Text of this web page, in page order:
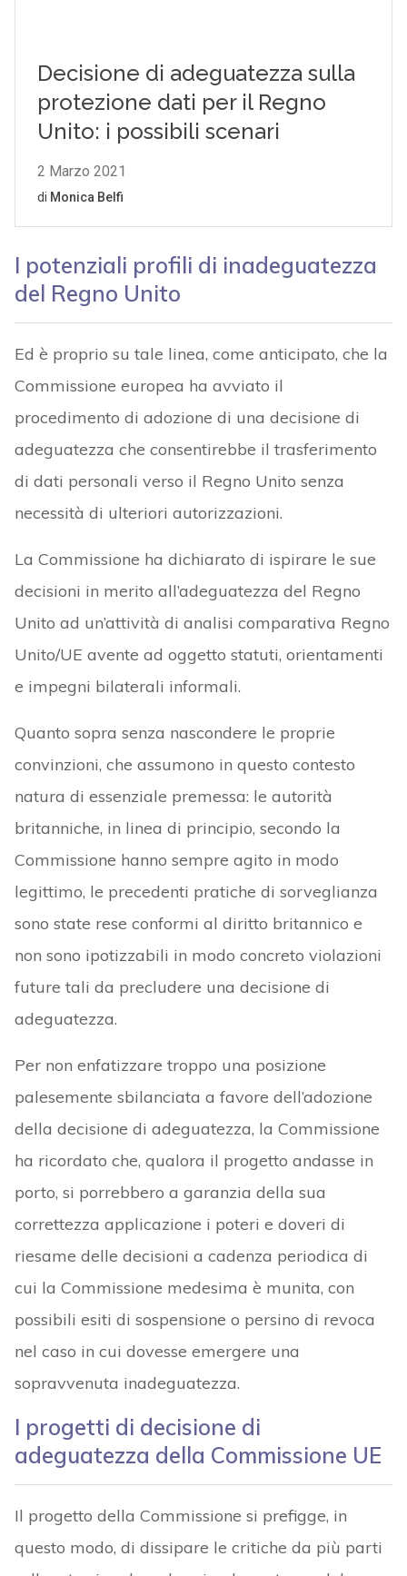
I potenziali profili di inadeguatezza
del Regno Unito
Ed è proprio su tale linea, come anticipato, che la
Commissione europea ha avviato il
procedimento di adozione di una decisione di
adeguatezza che consentirebbe il trasferimento
di dati personali verso il Regno Unito senza
necessità di ulteriori autorizzazioni.
La Commissione ha dichiarato di ispirare le sue
decisioni in merito all’adeguatezza del Regno
Unito ad un’attività di analisi comparativa Regno
Unito/UE avente ad oggetto statuti, orientamenti
e impegni bilaterali informali.
Quanto sopra senza nascondere le proprie
convinzioni, che assumono in questo contesto
natura di essenziale premessa: le autorità
britanniche, in linea di principio, secondo la
Commissione hanno sempre agito in modo
legittimo, le precedenti pratiche di sorveglianza
sono state rese conformi al diritto britannico e
non sono ipotizzabili in modo concreto violazioni
future tali da precludere una decisione di
adeguatezza.
Per non enfatizzare troppo una posizione
palesemente sbilanciata a favore dell’adozione
della decisione di adeguatezza, la Commissione
ha ricordato che, qualora il progetto andasse in
porto, si porrebbero a garanzia della sua
correttezza applicazione i poteri e doveri di
riesame delle decisioni a cadenza periodica di
cui la Commissione medesima è munita, con
possibili esiti di sospensione o persino di revoca
nel caso in cui dovesse emergere una
sopravvenuta inadeguatezza.
I progetti di decisione di
adeguatezza della Commissione UE
Il progetto della Commissione si prefigge, in
questo modo, di dissipare le critiche da più parti